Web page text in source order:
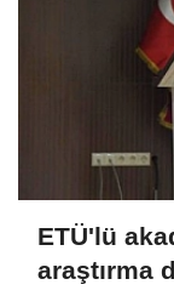
ETÜ'lü
araştırma